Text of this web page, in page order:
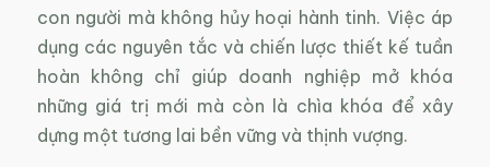
con người mà không hủy hoại hành tinh. Việc áp
dụng các nguyên tắc và chiến lược thiết kế tuần
hoàn không chỉ giúp doanh nghiệp mở khóa
những giá trị mới mà còn là chìa khóa để xây
dựng một tương lai bền vững và thịnh vượng.